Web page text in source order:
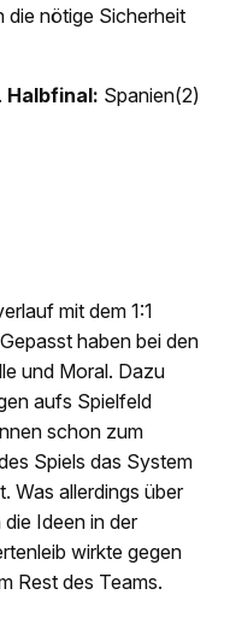
die nötige Sicherheit
Halbfinal: Spanien(2)
mit dem 1:1
haben bei den
und Moral. Dazu
aufs Spielfeld
schon zum
Spiels das System
Was allerdings über
Ideen in der
wirkte gegen
Rest des Teams.